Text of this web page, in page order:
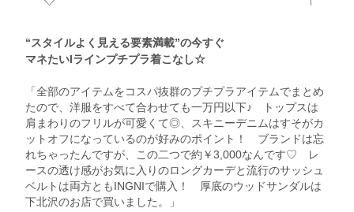
“スタイルよく見える要素満載”の今すぐ
マネたいIラインプチプラ着こなし☆
「全部のアイテムをコスパ抜群のプチプラアイテムでまとめ
たので、洋服をすべて合わせても一万円以下♪ トップスは
肩まわりのフリルが可愛くて◎、スキニーデニムはすそがカ
ットオフになっているのが好みのポイント！ ブランドは忘
れちゃったんですが、この二つで約￥3,000なんです♡ レ
ースの透け感がお気に入りのロングカーデと流行のサッシュ
ベルトは両方ともINGNIで購入！ 厚底のウッドサンダルは
下北沢のお店で買いました。」